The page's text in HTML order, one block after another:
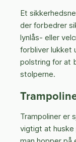
Et
der forbedrer
lynlås- eller
forbliver lukket
polstring for at
stolperne.
Trampoliner er
vigtigt at huske